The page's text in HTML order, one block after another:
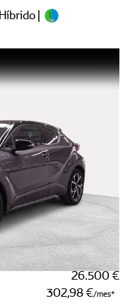
|
26.500 €
302,98 €/mes